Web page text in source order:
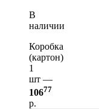
В
наличии
Коробка
(картон)
1
шт —
10677
р.